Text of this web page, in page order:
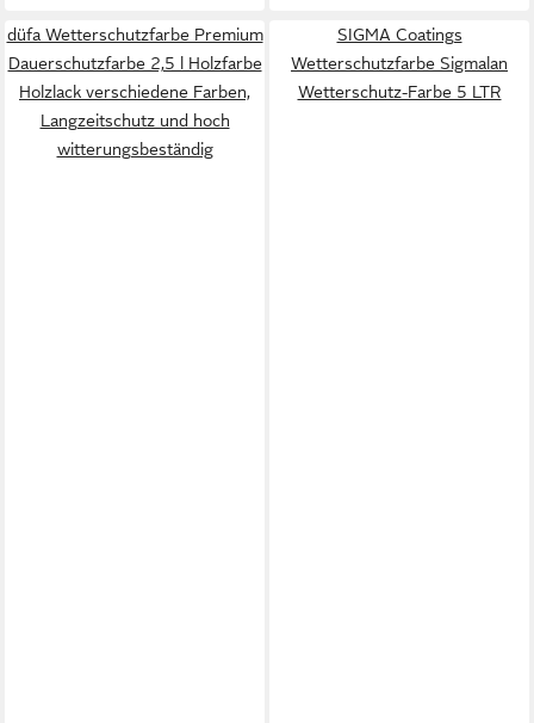
düfa Wetterschutzfarbe Premium
Dauerschutzfarbe 2,5 l Holzfarbe
Holzlack verschiedene Farben,
Langzeitschutz und hoch
witterungsbeständig
SIGMA Coatings
Wetterschutzfarbe Sigmalan
Wetterschutz-Farbe 5 LTR